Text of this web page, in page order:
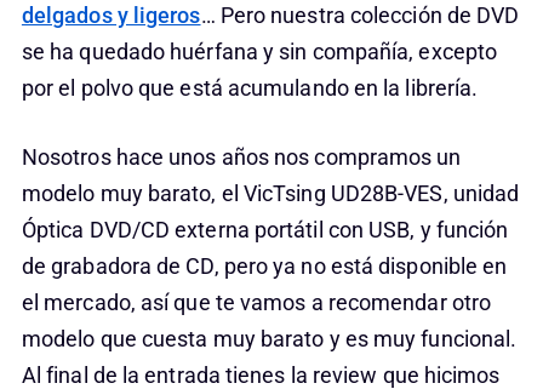
delgados y ligeros… Pero nuestra colección de DVD
se ha quedado huérfana y sin compañía, excepto
por el polvo que está acumulando en la librería.
Nosotros hace unos años nos compramos un
modelo muy barato, el VicTsing UD28B-VES, unidad
Óptica DVD/CD externa portátil con USB, y función
de grabadora de CD, pero ya no está disponible en
el mercado, así que te vamos a recomendar otro
modelo que cuesta muy barato y es muy funcional.
Al final de la entrada tienes la review que hicimos